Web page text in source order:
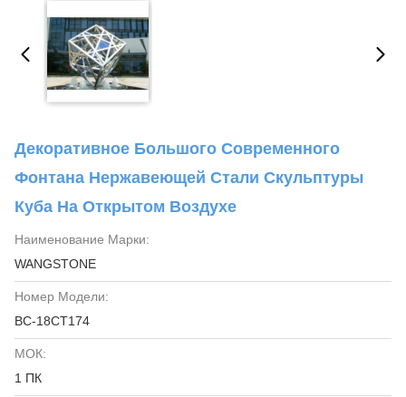
Декоративное Большого Современного
Фонтана Нержавеющей Стали Скульптуры
Куба На Открытом Воздухе
Наименование Марки:
WANGSTONE
Номер Модели:
ВС-18СТ174
МОК:
1 ПК